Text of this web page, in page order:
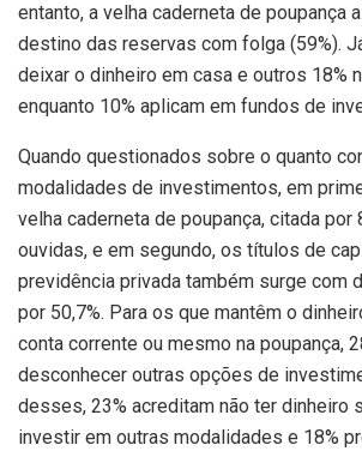
entanto, a velha caderneta de poupança
destino das reservas com folga (59%).
deixar o dinheiro em casa e outros 18%
enquanto 10% aplicam em fundos de
Quando questionados sobre o quanto
modalidades de investimentos, em
velha caderneta de poupança, citada
ouvidas, e em segundo, os títulos de
previdência privada também surge com
por 50,7%. Para os que mantêm o
conta corrente ou mesmo na poupança,
desconhecer outras opções de
desses, 23% acreditam não ter dinheiro
investir em outras modalidades e 18%